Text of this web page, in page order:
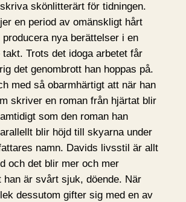
skönlitterärt för tidningen.
en period av omänskligt hårt
nya berättelser i en
takt. Trots det idoga arbetet får
det genombrott han hoppas på.
med så obarmhärtigt att när han
skriver en roman från hjärtat blir
som den roman han
blir höjd till skyarna under
namn. Davids livsstil är allt
och det blir mer och mer
han är svårt sjuk, döende. När
dessutom gifter sig med en av